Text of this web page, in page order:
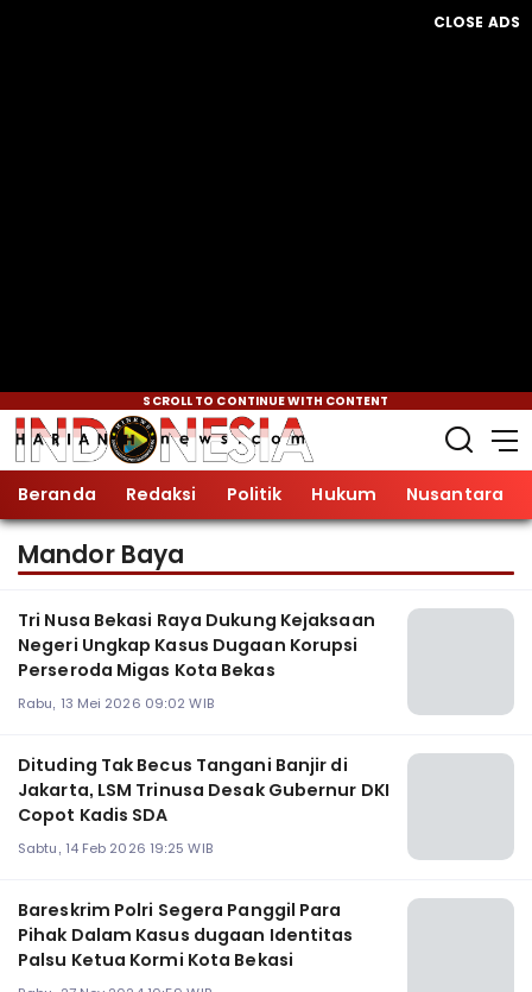
CLOSE ADS
SCROLL TO CONTINUE WITH CONTENT
Beranda Redaksi Politik Hukum Nusantara
Mandor Baya
Tri Nusa Bekasi Raya Dukung Kejaksaan
Negeri Ungkap Kasus Dugaan Korupsi
Perseroda Migas Kota Bekas
Rabu, 13 Mei 2026 09:02 WIB
Dituding Tak Becus Tangani Banjir di
Jakarta, LSM Trinusa Desak Gubernur DKI
Copot Kadis SDA
Sabtu, 14 Feb 2026 19:25 WIB
Bareskrim Polri Segera Panggil Para
Pihak Dalam Kasus dugaan Identitas
Palsu Ketua Kormi Kota Bekasi